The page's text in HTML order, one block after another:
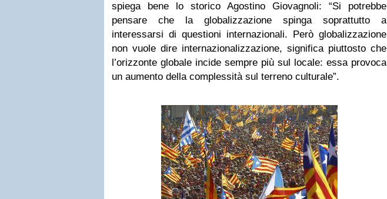
spiega bene lo storico Agostino Giovagnoli: “Si potrebbe
pensare che la globalizzazione spinga soprattutto a
interessarsi di questioni internazionali. Però globalizzazione
non vuole dire internazionalizzazione, significa piuttosto che
l’orizzonte globale incide sempre più sul locale: essa provoca
un aumento della complessità sul terreno culturale”.